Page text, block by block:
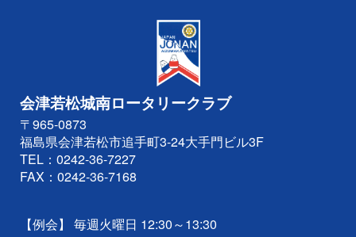
会津若松城南ロータリークラブ
〒965-0873
福島県会津若松市追手町3-24大手門ビル3F
TEL： 0242-36-7227
FAX：0242-36-7168
【例会】 毎週火曜日 12:30～13:30